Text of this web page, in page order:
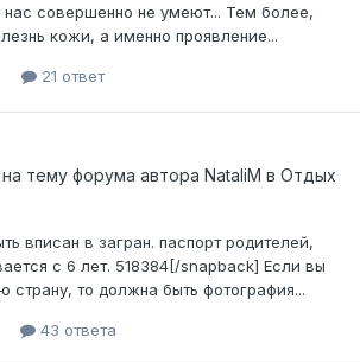
нас совершенно не умеют... Тем более,
кожи, а именно проявление...
21 ответ
тему форума автора NataliM в Отдых
вписан в загран. паспорт родителей,
с 6 лет. 518384[/snapback] Если вы
страну, то должна быть фотография...
43 ответа